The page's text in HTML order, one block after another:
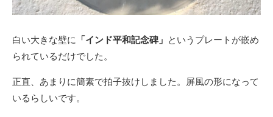
白い大きな壁に 「インド平和記念碑」 というプレートが嵌め
られているだけでした。
正直、あまりに簡素で拍子抜けしました。屏風の形になって
いるらしいです。